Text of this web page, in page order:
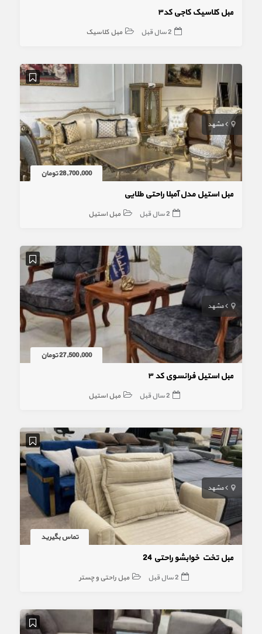
مبل کلاسیک کاجی کد۳
2 سال قبل مبل کلاسیک
مشهد
28,700,000 تومان
مبل استیل مدل آمبلا راحتی طلایی
2 سال قبل مبل استیل
مشهد
27,500,000 تومان
مبل استیل فرانسوی کد ۳
2 سال قبل مبل استیل
مشهد
تماس بگیرید
مبل تخت خوابشو راحتی 24
2 سال قبل مبل راحتی و چستر